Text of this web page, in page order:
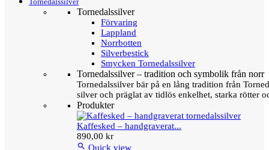
Tornedalssilver
Förvaring
Lappland
Norrbotten
Silverbestick
Smycken Tornedalssilver
Tornedalssilver – tradition och symbolik från norr
Tornedalssilver bär på en lång tradition från
silver och präglat av tidlös enkelhet, starka rötter
Produkter
Kaffesked – handgraverat...
890,00 kr
 Quick view